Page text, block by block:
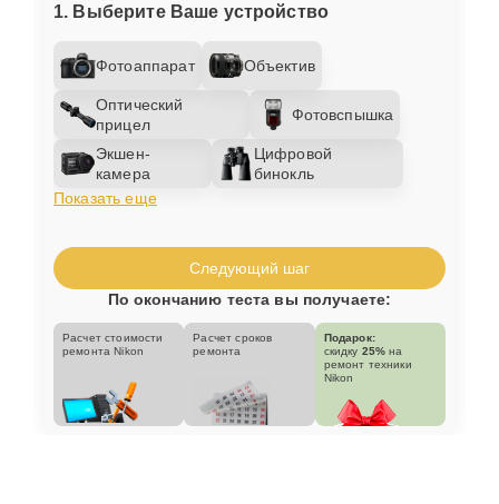
1. Выберите Ваше устройство
Фотоаппарат Объектив
Оптический
прицел
Фотовспышка
Экшен-
камера
Цифровой
бинокль
Показать еще
Следующий шаг
По окончанию теста вы получаете:
Расчет стоимости
ремонта Nikon
Расчет сроков
ремонта
Подарок:
скидку 25% на
ремонт техники
Nikon